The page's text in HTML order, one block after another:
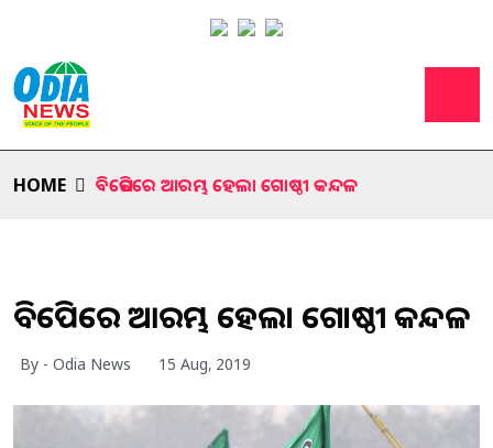
HOME ବିଜେପିରେ ଆରମ୍ଭ ହେଲା ଗୋଷ୍ଠୀ କନ୍ଦଳ
ବିଜେପିରେ ଆରମ୍ଭ ହେଲା ଗୋଷ୍ଠୀ କନ୍ଦଳ
By - Odia News 15 Aug, 2019